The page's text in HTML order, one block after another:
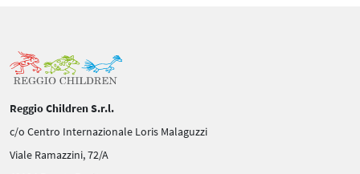
Reggio Children S.r.l.
c/o Centro Internazionale Loris Malaguzzi
Viale Ramazzini, 72/A